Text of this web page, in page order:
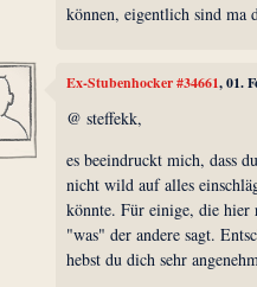
können, eigentlich sind ma
Ex-Stubenhocker #34661, 01.
@ steffekk,
es beeindruckt mich, dass
nicht wild auf alles
könnte. Für einige, die hier
"was" der andere sagt.
hebst du dich sehr